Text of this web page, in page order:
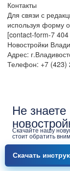
Контакты
Для связи с
используя форму
[contact-form-7
Новостройки
Адрес:
Телефон: +7 (423)
Не
Скачайте нашу
стоит обратить
Скачать